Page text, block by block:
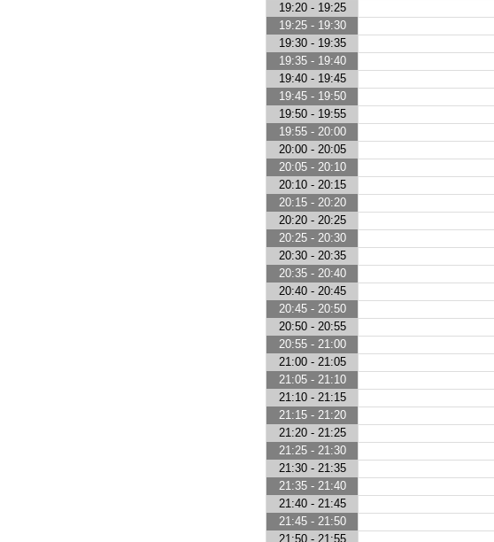
19:20 - 19:25
19:25 - 19:30
19:30 - 19:35
19:35 - 19:40
19:40 - 19:45
19:45 - 19:50
19:50 - 19:55
19:55 - 20:00
20:00 - 20:05
20:05 - 20:10
20:10 - 20:15
20:15 - 20:20
20:20 - 20:25
20:25 - 20:30
20:30 - 20:35
20:35 - 20:40
20:40 - 20:45
20:45 - 20:50
20:50 - 20:55
20:55 - 21:00
21:00 - 21:05
21:05 - 21:10
21:10 - 21:15
21:15 - 21:20
21:20 - 21:25
21:25 - 21:30
21:30 - 21:35
21:35 - 21:40
21:40 - 21:45
21:45 - 21:50
21:50 - 21:55